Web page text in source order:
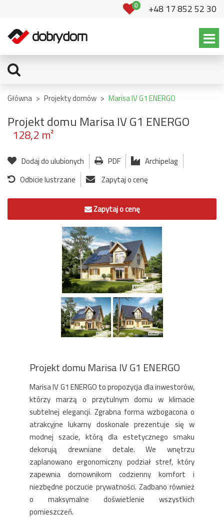
0 +48 17 852 52 30
Główna > Projekty domów > Marisa IV G1 ENERGO
Projekt domu Marisa IV G1 ENERGO
128,2 m²
Dodaj do ulubionych PDF
Archipelag
Odbicie lustrzane
Zapytaj o cenę
Zapytaj o cenę
Projekt domu Marisa IV G1 ENERGO
Marisa IV G1 ENERGO to propozycja dla inwestorów,
którzy marzą o przytulnym domu w klimacie
subtelnej elegancji. Zgrabna forma wzbogacona o
atrakcyjne lukarny doskonale prezentuje się w
modnej szacie, którą dla estetycznego smaku
dekorują drewniane detale. We wnętrzu
zaplanowano ergonomiczny podział stref, który
zapewnia domownikom codzienny komfort i
niezbędne poczucie prywatności. Zadbano również
o maksymalne doświetlenie wszystkich
pomieszczeń.